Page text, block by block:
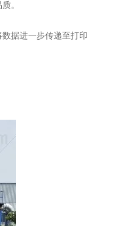
质。
据进一步传递至打印